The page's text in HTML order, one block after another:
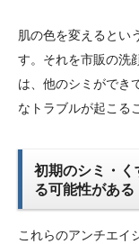
肌の色を変えるとい
す。それを市販の洗
は、他のシミができ
なトラブルが起こる
初期のシミ・く
る可能性がある
これらのアンチエイ